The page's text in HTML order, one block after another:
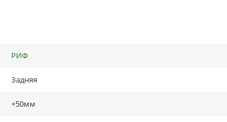
РИФ
Задняя
+50мм